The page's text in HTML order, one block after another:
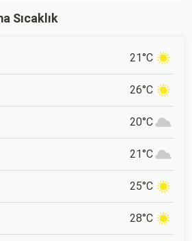
Sıcaklık
21°C
26°C
20°C
21°C
25°C
28°C